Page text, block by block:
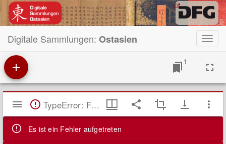
Digitale Sammlungen: Ostasien
1
Mirador
Viewer TypeError: Failed to fetch
Es ist ein Fehler aufgetreten